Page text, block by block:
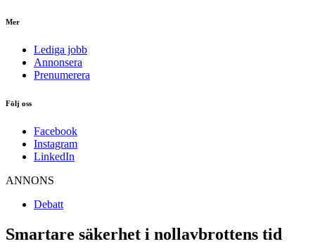
Mer
Lediga jobb
Annonsera
Prenumerera
Följ oss
Facebook
Instagram
LinkedIn
ANNONS
Debatt
Smartare säkerhet i nollavbrottens tid